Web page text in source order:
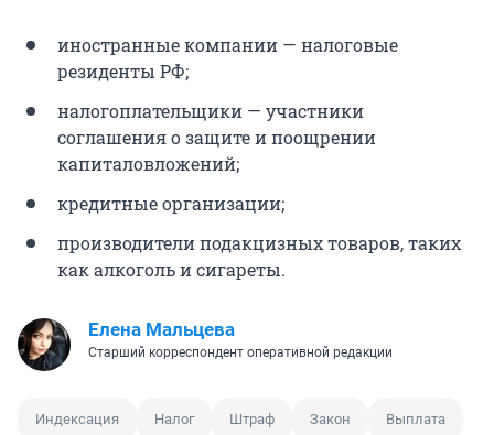
иностранные компании — налоговые
резиденты РФ;
налогоплательщики — участники
соглашения о защите и поощрении
капиталовложений;
кредитные организации;
производители подакцизных товаров, таких
как алкоголь и сигареты.
Елена Мальцева
Старший корреспондент оперативной редакции
Индексация Налог Штраф Закон Выплата